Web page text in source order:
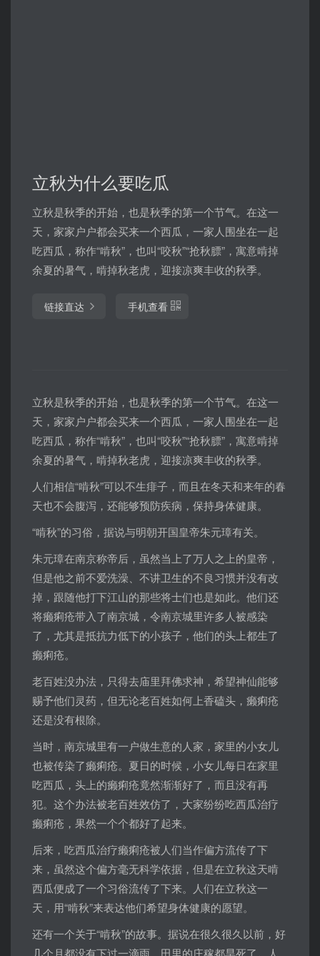
立秋为什么要吃瓜
立秋是秋季的开始，也是秋季的第一个节气。在这一
天，家家户户都会买来一个西瓜，一家人围坐在一起
吃西瓜，称作“啃秋”，也叫“咬秋”“抢秋膘”，寓意啃掉
余夏的暑气，啃掉秋老虎，迎接凉爽丰收的秋季。
链接直达 手机查看
立秋是秋季的开始，也是秋季的第一个节气。在这一
天，家家户户都会买来一个西瓜，一家人围坐在一起
吃西瓜，称作“啃秋”，也叫“咬秋”“抢秋膘”，寓意啃掉
余夏的暑气，啃掉秋老虎，迎接凉爽丰收的秋季。
人们相信“啃秋”可以不生痱子，而且在冬天和来年的春
天也不会腹泻，还能够预防疾病，保持身体健康。
“啃秋”的习俗，据说与明朝开国皇帝朱元璋有关。
朱元璋在南京称帝后，虽然当上了万人之上的皇帝，
但是他之前不爱洗澡、不讲卫生的不良习惯并没有改
掉，跟随他打下江山的那些将士们也是如此。他们还
将癞痢疮带入了南京城，令南京城里许多人被感染
了，尤其是抵抗力低下的小孩子，他们的头上都生了
癞痢疮。
老百姓没办法，只得去庙里拜佛求神，希望神仙能够
赐予他们灵药，但无论老百姓如何上香磕头，癞痢疮
还是没有根除。
当时，南京城里有一户做生意的人家，家里的小女儿
也被传染了癞痢疮。夏日的时候，小女儿每日在家里
吃西瓜，头上的癞痢疮竟然渐渐好了，而且没有再
犯。这个办法被老百姓效仿了，大家纷纷吃西瓜治疗
癞痢疮，果然一个个都好了起来。
后来，吃西瓜治疗癞痢疮被人们当作偏方流传了下
来，虽然这个偏方毫无科学依据，但是在立秋这天啃
西瓜便成了一个习俗流传了下来。人们在立秋这一
天，用“啃秋”来表达他们希望身体健康的愿望。
还有一个关于“啃秋”的故事。据说在很久很久以前，好
几个月都没有下过一滴雨，田里的庄稼都旱死了。人